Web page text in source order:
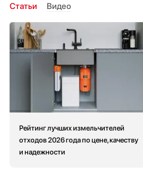
Статьи Видео
Рейтинг лучших измельчителей
отходов 2026 года по цене, качеству
и надежности